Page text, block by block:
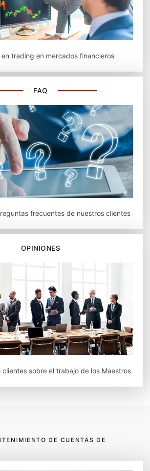
en trading en mercados financieros
FAQ
frecuentes de nuestros clientes
OPINIONES
clientes sobre el trabajo de los Maestros
DE CUENTAS DE